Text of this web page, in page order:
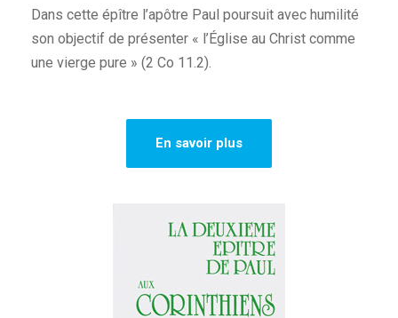
Dans cette épître l’apôtre Paul poursuit avec humilité
son objectif de présenter « l’Église au Christ comme
une vierge pure » (2 Co 11.2).
En savoir plus